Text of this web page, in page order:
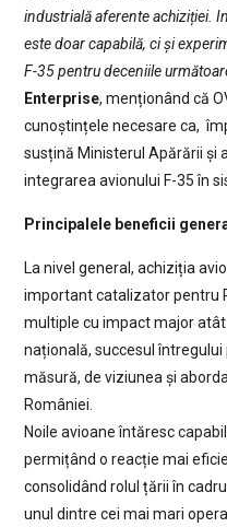
industrială aferente achiziției.
este doar capabilă, ci și
F-35 pentru deceniile
Enterprise, menționând că
cunoștințele necesare ca,
susțină Ministerul Apărării și
integrarea avionului F-35 în
Principalele beneficii
La nivel general, achiziția
important catalizator pentru
multiple cu impact major
națională, succesul
măsură, de viziunea și
României.
Noile avioane întăresc
permițând o reacție mai
consolidând rolul țării în
unul dintre cei mai mari